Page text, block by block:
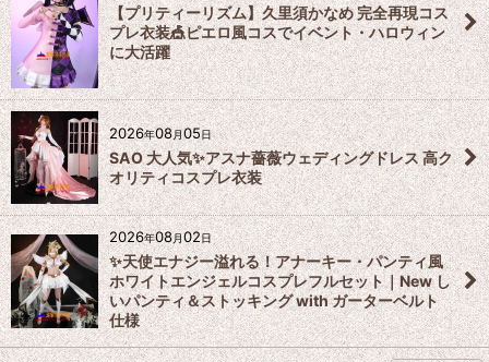
【プリティーリズム】久里須かなめ 完全再現コス
プレ衣装🎪ピエロ風コスでイベント・ハロウィン
に大活躍
2026年08月05日
SAO 大人気✨アスナ薔薇ウェディングドレス 高ク
オリティコスプレ衣装
2026年08月02日
✨天使エナジー溢れる！アナーキー・パンティ風
ホワイトエンジェルコスプレフルセット｜New し
いパンティ＆ストッキング with ガーターベルト
仕様